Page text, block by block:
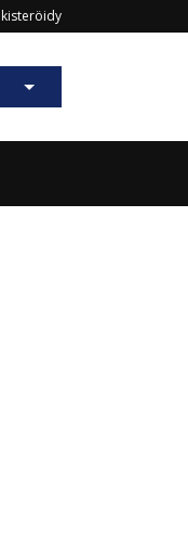
Avaa ostoskori